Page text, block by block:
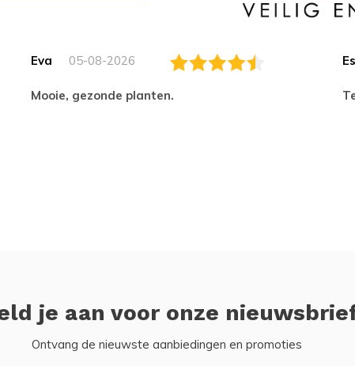
Eva 05-08-2026
Mooie, gezonde planten.
je aan voor onze
Ontvang de nieuwste aanbiedingen en promoties